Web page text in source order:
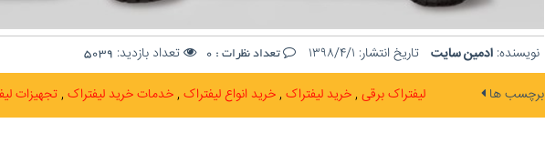
نویسنده: ادمین سایت تاریخ انتشار: ۱۳۹۸/۴/۱ تعداد نظرات : 0 تعداد بازدید: 5039
برچسب ها لیفتراک برقی خرید لیفتراک خرید انواع لیفتراک خدمات خرید لیفتراک تجهیزات